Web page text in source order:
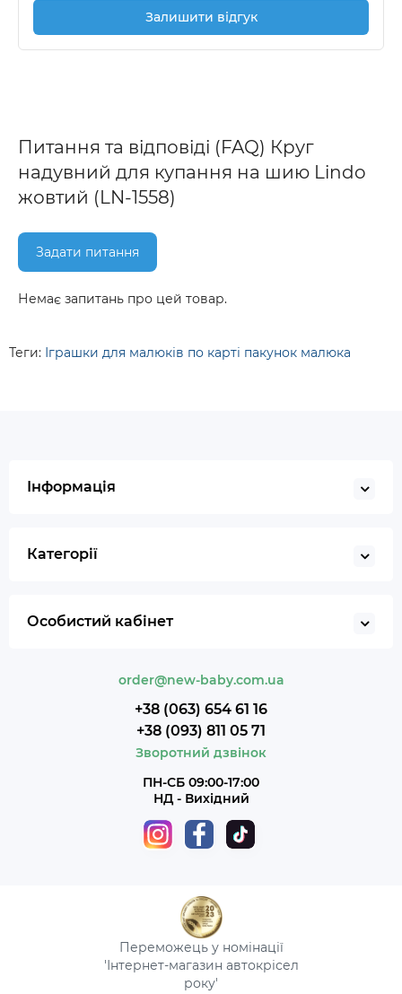
Залишити відгук
Питання та відповіді (FAQ) Круг
надувний для купання на шию Lindo
жовтий (LN-1558)
Задати питання
Немає запитань про цей товар.
Теги: Іграшки для малюків по карті пакунок малюка
Інформація
Категорії
Особистий кабінет
order@new-baby.com.ua
+38 (063) 654 61 16
+38 (093) 811 05 71
Зворотний дзвінок
ПН-СБ 09:00-17:00
НД - Вихідний
Переможець у номінації
'Інтернет-магазин автокрісел
року'